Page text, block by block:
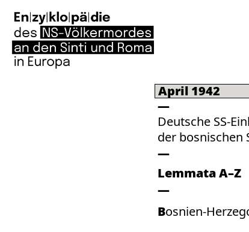
April 1942
Deutsche SS-
der bosnischen
Lemmata A–Z
Bosnien-